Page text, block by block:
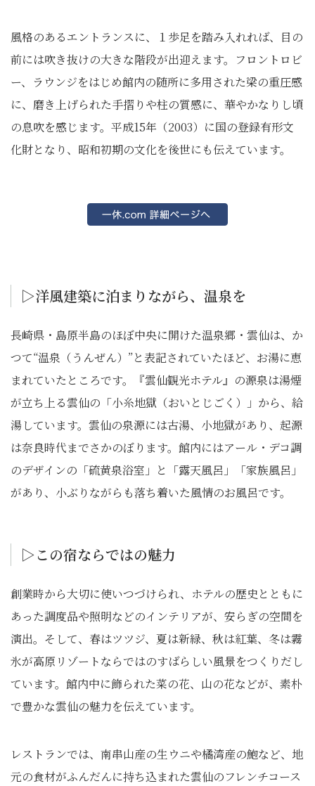
風格のあるエントランスに、１歩足を踏み入れれば、目の
前には吹き抜けの大きな階段が出迎えます。フロントロビ
ー、ラウンジをはじめ館内の随所に多用された梁の重圧感
に、磨き上げられた手摺りや柱の質感に、華やかなりし頃
の息吹を感じます。平成15年（2003）に国の登録有形文
化財となり、昭和初期の文化を後世にも伝えています。
▷洋風建築に泊まりながら、温泉を
長崎県・島原半島のほぼ中央に開けた温泉郷・雲仙は、か
つて“温泉（うんぜん）”と表記されていたほど、お湯に恵
まれていたところです。『雲仙観光ホテル』の源泉は湯煙
が立ち上る雲仙の「小糸地獄（おいとじごく）」から、給
湯しています。雲仙の泉源には古湯、小地獄があり、起源
は奈良時代までさかのぼります。館内にはアール・デコ調
のデザインの「硫黄泉浴室」と「露天風呂」「家族風呂」
があり、小ぶりながらも落ち着いた風情のお風呂です。
▷この宿ならではの魅⼒
創業時から大切に使いつづけられ、ホテルの歴史とともに
あった調度品や照明などのインテリアが、安らぎの空間を
演出。そして、春はツツジ、夏は新緑、秋は紅葉、冬は霧
氷が高原リゾートならではのすばらしい風景をつくりだし
ています。館内中に飾られた菜の花、山の花などが、素朴
で豊かな雲仙の魅力を伝えています。
レストランでは、南串山産の生ウニや橘湾産の鮑など、地
元の食材がふんだんに持ち込まれた雲仙のフレンチコース